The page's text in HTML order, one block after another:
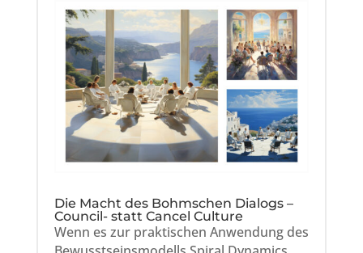
Die Macht des Bohmschen Dialogs –
Council- statt Cancel Culture
Wenn es zur praktischen Anwendung des